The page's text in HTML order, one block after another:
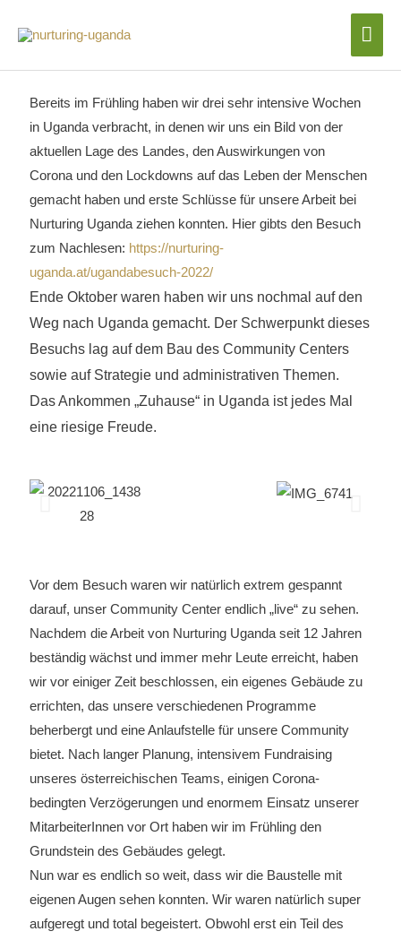
Inhalt
Ugandabesuch Herbst 2022
Bereits im Frühling haben wir drei sehr intensive Wochen
in Uganda verbracht, in denen wir uns ein Bild von der
aktuellen Lage des Landes, den Auswirkungen von
Corona und den Lockdowns auf das Leben der Menschen
gemacht haben und erste Schlüsse für unsere Arbeit bei
Nurturing Uganda ziehen konnten. Hier gibts den Besuch
zum Nachlesen: https://nurturing-
uganda.at/ugandabesuch-2022/
Ende Oktober waren haben wir uns nochmal auf den
Weg nach Uganda gemacht. Der Schwerpunkt dieses
Besuchs lag auf dem Bau des Community Centers
sowie auf Strategie und administrativen Themen.
Das Ankommen „Zuhause“ in Uganda ist jedes Mal
eine riesige Freude.
Vor dem Besuch waren wir natürlich extrem gespannt
darauf, unser Community Center endlich „live“ zu sehen.
Nachdem die Arbeit von Nurturing Uganda seit 12 Jahren
beständig wächst und immer mehr Leute erreicht, haben
wir vor einiger Zeit beschlossen, ein eigenes Gebäude zu
errichten, das unsere verschiedenen Programme
beherbergt und eine Anlaufstelle für unsere Community
bietet. Nach langer Planung, intensivem Fundraising
unseres österreichischen Teams, einigen Corona-
bedingten Verzögerungen und enormem Einsatz unserer
MitarbeiterInnen vor Ort haben wir im Frühling den
Grundstein des Gebäudes gelegt.
Nun war es endlich so weit, dass wir die Baustelle mit
eigenen Augen sehen konnten. Wir waren natürlich super
aufgeregt und total begeistert. Obwohl erst ein Teil des